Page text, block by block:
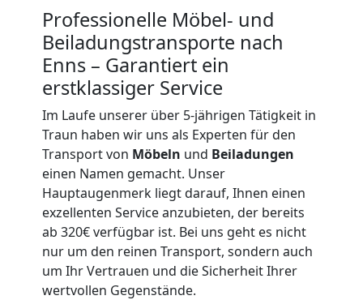
Professionelle Möbel- und
Beiladungstransporte nach
Enns – Garantiert ein
erstklassiger Service
Im Laufe unserer über 5-jährigen Tätigkeit in
Traun haben wir uns als Experten für den
Transport von Möbeln und Beiladungen
einen Namen gemacht. Unser
Hauptaugenmerk liegt darauf, Ihnen einen
exzellenten Service anzubieten, der bereits
ab 320€ verfügbar ist. Bei uns geht es nicht
nur um den reinen Transport, sondern auch
um Ihr Vertrauen und die Sicherheit Ihrer
wertvollen Gegenstände.
Tresortransport
Traun
Umzug
für
Senioren